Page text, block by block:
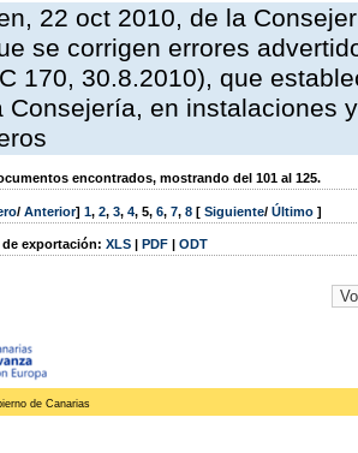
22 oct 2010, de la
se corrigen errores
170, 30.8.2010), que
Consejería, en instalaciones
encontrados, mostrando del 101 al 125.
/ Anterior] 1, 2, 3, 4, 5, 6, 7, 8 [ Siguiente/ Último ]
exportación: XLS | PDF | ODT
de Canarias